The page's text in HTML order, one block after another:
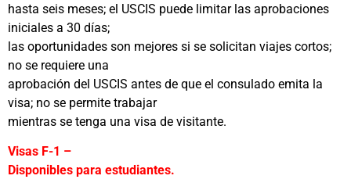
hasta seis meses; el USCIS puede limitar las aprobaciones
iniciales a 30 días;
las oportunidades son mejores si se solicitan viajes cortos;
no se requiere una
aprobación del USCIS antes de que el consulado emita la
visa; no se permite trabajar
mientras se tenga una visa de visitante.
Visas F-1 –
Disponibles para estudiantes.